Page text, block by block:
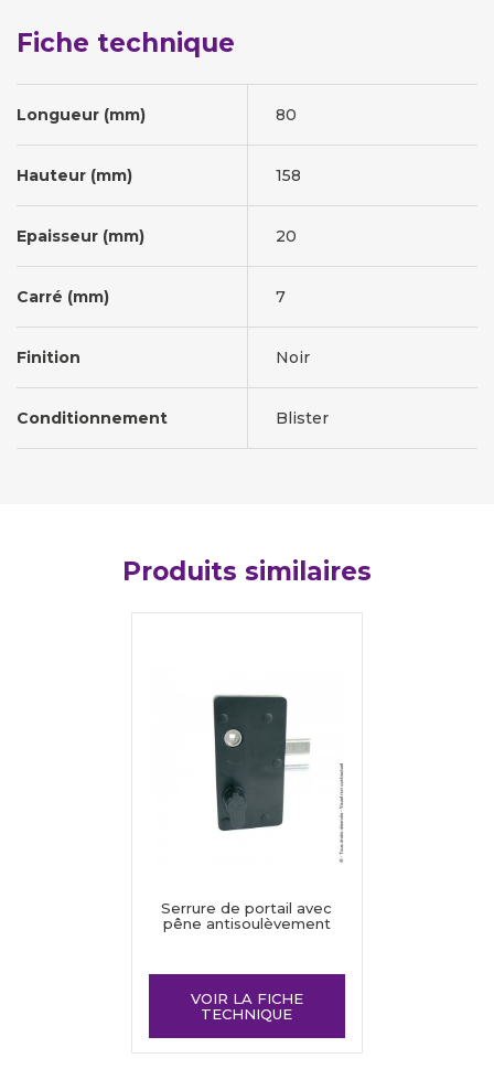
Fiche technique
Longueur (mm) 80
Hauteur (mm) 158
Epaisseur (mm) 20
Carré (mm) 7
Finition Noir
Conditionnement Blister
Produits similaires
Serrure de portail avec
pêne antisoulèvement
VOIR LA FICHE
TECHNIQUE